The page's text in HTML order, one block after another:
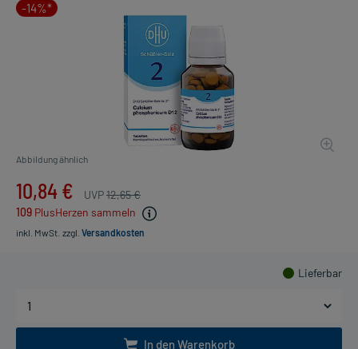
-14%*
Abbildung ähnlich
10,84 € UVP12,65 €
109 PlusHerzen sammeln
inkl. MwSt. zzgl. Versandkosten
Lieferbar
In den Warenkorb